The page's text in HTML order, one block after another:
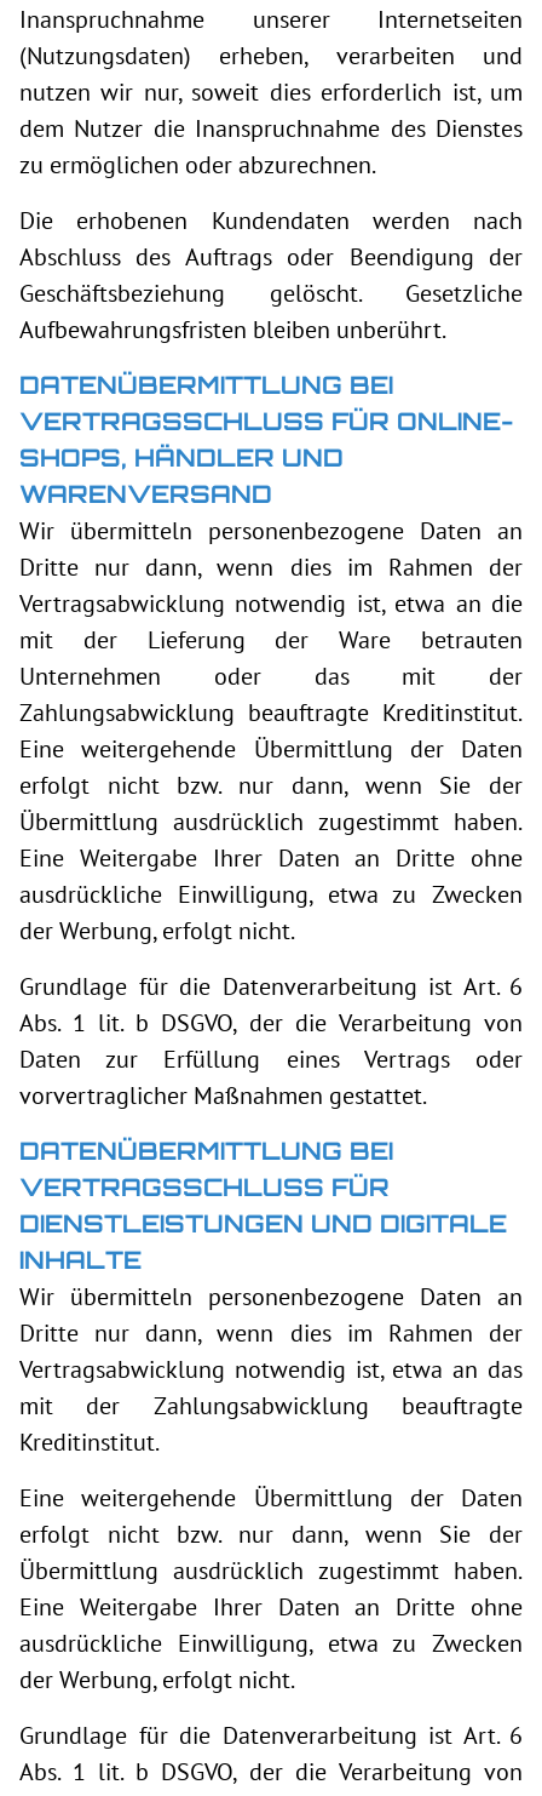
Inanspruchnahme unserer Internetseiten
(Nutzungsdaten) erheben, verarbeiten und
nutzen wir nur, soweit dies erforderlich ist, um
dem Nutzer die Inanspruchnahme des Dienstes
zu ermöglichen oder abzurechnen.
Die erhobenen Kundendaten werden nach
Abschluss des Auftrags oder Beendigung der
Geschäftsbeziehung gelöscht. Gesetzliche
Aufbewahrungsfristen bleiben unberührt.
DATENÜBERMITTLUNG BEI
VERTRAGSSCHLUSS FÜR ONLINE-
SHOPS, HÄNDLER UND
WARENVERSAND
Wir übermitteln personenbezogene Daten an
Dritte nur dann, wenn dies im Rahmen der
Vertragsabwicklung notwendig ist, etwa an die
mit der Lieferung der Ware betrauten
Unternehmen oder das mit der
Zahlungsabwicklung beauftragte Kreditinstitut.
Eine weitergehende Übermittlung der Daten
erfolgt nicht bzw. nur dann, wenn Sie der
Übermittlung ausdrücklich zugestimmt haben.
Eine Weitergabe Ihrer Daten an Dritte ohne
ausdrückliche Einwilligung, etwa zu Zwecken
der Werbung, erfolgt nicht.
Grundlage für die Datenverarbeitung ist Art. 6
Abs. 1 lit. b DSGVO, der die Verarbeitung von
Daten zur Erfüllung eines Vertrags oder
vorvertraglicher Maßnahmen gestattet.
DATENÜBERMITTLUNG BEI
VERTRAGSSCHLUSS FÜR
DIENSTLEISTUNGEN UND DIGITALE
INHALTE
Wir übermitteln personenbezogene Daten an
Dritte nur dann, wenn dies im Rahmen der
Vertragsabwicklung notwendig ist, etwa an das
mit der Zahlungsabwicklung beauftragte
Kreditinstitut.
Eine weitergehende Übermittlung der Daten
erfolgt nicht bzw. nur dann, wenn Sie der
Übermittlung ausdrücklich zugestimmt haben.
Eine Weitergabe Ihrer Daten an Dritte ohne
ausdrückliche Einwilligung, etwa zu Zwecken
der Werbung, erfolgt nicht.
Grundlage für die Datenverarbeitung ist Art. 6
Abs. 1 lit. b DSGVO, der die Verarbeitung von